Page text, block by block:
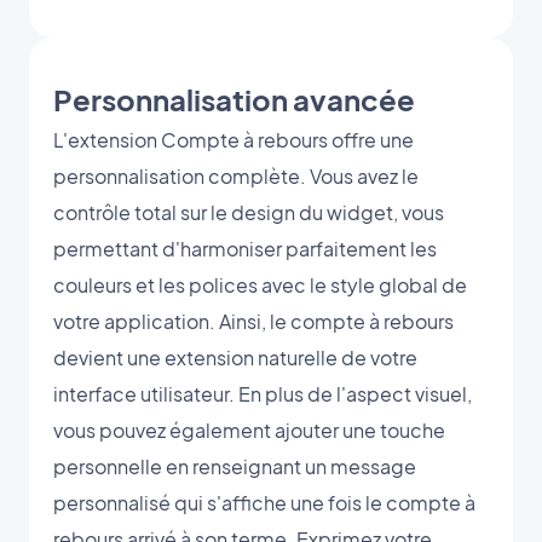
Personnalisation avancée
L'extension Compte à rebours offre une
personnalisation complète. Vous avez le
contrôle total sur le design du widget, vous
permettant d'harmoniser parfaitement les
couleurs et les polices avec le style global de
votre application. Ainsi, le compte à rebours
devient une extension naturelle de votre
interface utilisateur. En plus de l'aspect visuel,
vous pouvez également ajouter une touche
personnelle en renseignant un message
personnalisé qui s'affiche une fois le compte à